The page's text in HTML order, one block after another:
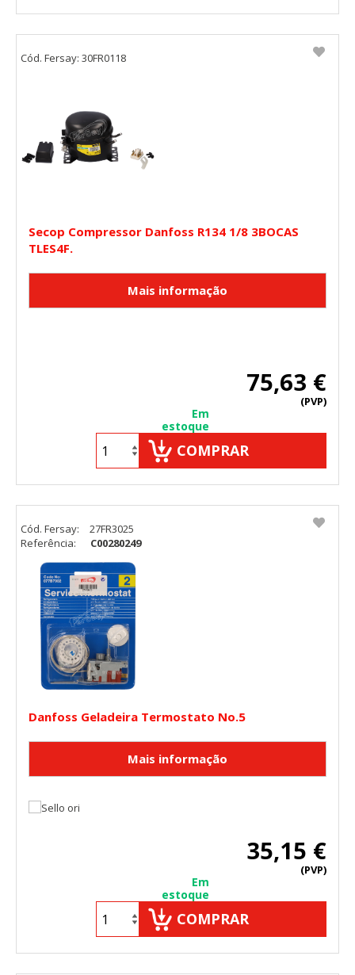
Secop Compressor Danfoss R134 1/8 3BOCAS
TLES4F.
75,63 €
(PVP)
Em
estoque
COMPRAR
Cód. Fersay: 30FR0118
Danfoss Geladeira Termostato No.5
35,15 €
(PVP)
Em
estoque
COMPRAR
Cód. Fersay:
27FR3025
Referência:
C00280249
RECHAZAR TODO
Estas cookies son necesarias para que el sitio web